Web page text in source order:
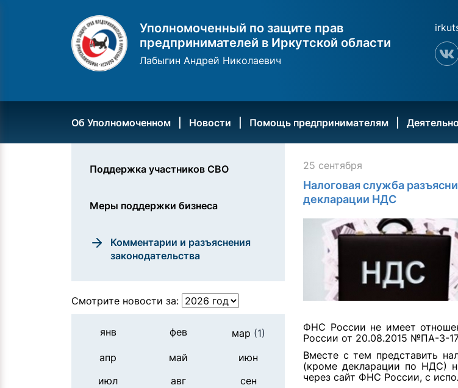
Уполномоченный по защите прав
предпринимателей в Иркутской области
Лабыгин Андрей Николаевич
Об Уполномоченном Новости Помощь предпринимателям
Поддержка участников СВО
Меры поддержки бизнеса
Комментарии и разъяснения
законодательства
Смотрите новости за:
янв фев мар (1)
апр
май
июн
июл
авг
сен
25 сентября
Налоговая служба
декларации НДС
ФНС России не имеет
России от 20.08.2015 №ПА-3-
Вместе с тем представить
(кроме декларации по НДС)
через сайт ФНС России, с